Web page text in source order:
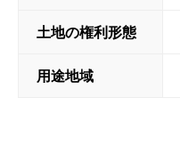
土地の権利形態
用途地域